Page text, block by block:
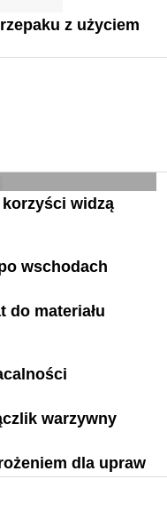
z użyciem
widzą
wschodach
do materiału
warzywny
dla upraw